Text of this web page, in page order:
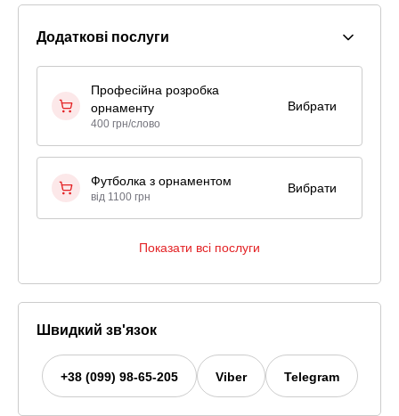
Додаткові послуги
Професійна розробка
орнаменту
400 грн/слово
Вибрати
Футболка з орнаментом
від 1100 грн
Вибрати
Показати всі послуги
Швидкий зв'язок
+38 (099) 98-65-205 Viber Telegram